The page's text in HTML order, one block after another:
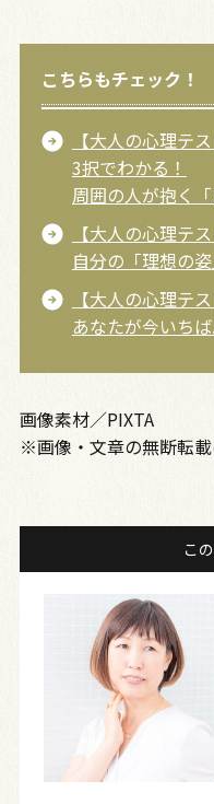
こちらもチェック！
【大人の心理テス
3択でわかる！
周囲の人が抱く
【大人の心理テ
自分の「理想の姿
【大人の心理テス
あなたが今いち
画像素材／PIXTA
※画像・文章の無断転
こ